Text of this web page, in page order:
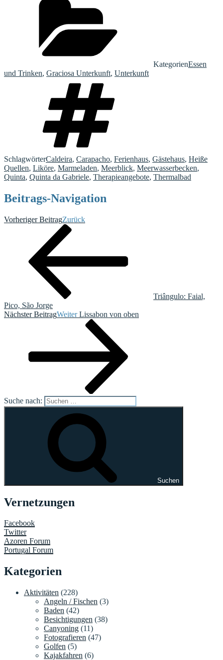
KategorienEssen
und Trinken, Graciosa Unterkunft, Unterkunft
SchlagwörterCaldeira, Carapacho, Ferienhaus, Gästehaus, Heiße
Quellen, Liköre, Marmeladen, Meerblick, Meerwasserbecken,
Quinta, Quinta da Gabriele, Therapieangebote, Thermalbad
Beitrags-Navigation
Vorheriger BeitragZurück
Triângulo: Faial,
Pico, São Jorge
Nächster BeitragWeiter Lissabon von oben
Suche nach:
Suchen
Vernetzungen
Facebook
Twitter
Azoren Forum
Portugal Forum
Kategorien
Aktivitäten (228)
Angeln / Fischen (3)
Baden (42)
Besichtigungen (38)
Canyoning (11)
Fotografieren (47)
Golfen (5)
Kajakfahren (6)